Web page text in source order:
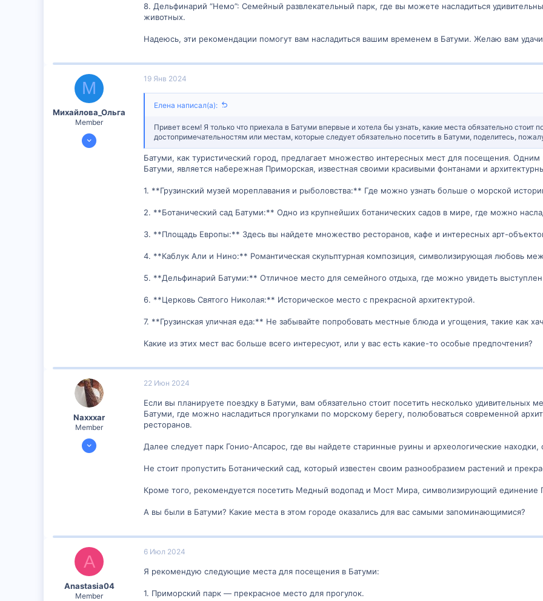
8. Дельфинарий “Немо”: Семейный развлекательный парк, где вы можете насладиться
животных.
Надеюсь, эти рекомендации помогут вам насладиться вашим временем в Батуми. Желаю вам
М
Михайлова_Ольга
Member
14 Янв 2024
19 Янв 2024
Елена написал(а):
Привет всем! Я только что приехала в Батуми впервые и хотела бы узнать, какие места обязательно стоит
достопримечательностям или местам, которые следует обязательно посетить в Батуми, поделитесь,
Батуми, как туристический город, предлагает множество интересных мест для посещения. Одним
Батуми, является набережная Приморская, известная своими красивыми фонтанами и
1. **Грузинский музей мореплавания и рыболовства:** Где можно узнать больше о морской
2. **Ботанический сад Батуми:** Одно из крупнейших ботанических садов в мире, где можно
3. **Площадь Европы:** Здесь вы найдете множество ресторанов, кафе и интересных арт-
4. **Каблук Али и Нино:** Романтическая скульптурная композиция, символизирующая любовь
5. **Дельфинарий Батуми:** Отличное место для семейного отдыха, где можно увидеть
6. **Церковь Святого Николая:** Историческое место с прекрасной архитектурой.
7. **Грузинская уличная еда:** Не забывайте попробовать местные блюда и угощения, такие как
Какие из этих мест вас больше всего интересуют, или у вас есть какие-то особые предпочтения?
Naxxxar
Member
20 Июн 2024
22 Июн 2024
Если вы планируете поездку в Батуми, вам обязательно стоит посетить несколько удивительных
Батуми, где можно насладиться прогулками по морскому берегу, полюбоваться современной
ресторанов.
Далее следует парк Гонио-Апсарос, где вы найдете старинные руины и археологические
Не стоит пропустить Ботанический сад, который известен своим разнообразием растений и
Кроме того, рекомендуется посетить Медный водопад и Мост Мира, символизирующий единение
А вы были в Батуми? Какие места в этом городе оказались для вас самыми запоминающимися?
A
Anastasia04
Member
6 Июл 2024
Я рекомендую следующие места для посещения в Батуми:
1. Приморский парк — прекрасное место для прогулок.